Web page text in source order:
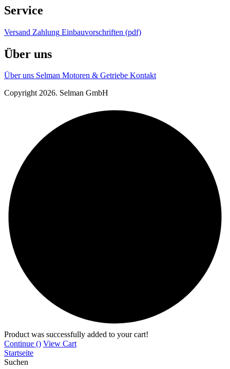
Service
Versand Zahlung Einbauvorschriften (pdf)
Über uns
Über uns Selman Motoren & Getriebe Kontakt
Copyright 2026. Selman GmbH
Product was successfully added to your cart!
Continue () View Cart
Startseite
Suchen